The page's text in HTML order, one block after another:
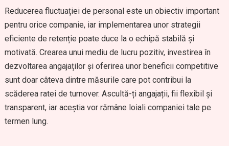
Reducerea fluctuației de personal este un obiectiv important
pentru orice companie, iar implementarea unor strategii
eficiente de retenție poate duce la o echipă stabilă și
motivată. Crearea unui mediu de lucru pozitiv, investirea în
dezvoltarea angajaților și oferirea unor beneficii competitive
sunt doar câteva dintre măsurile care pot contribui la
scăderea ratei de turnover. Ascultă-ți angajații, fii flexibil și
transparent, iar aceștia vor rămâne loiali companiei tale pe
termen lung.